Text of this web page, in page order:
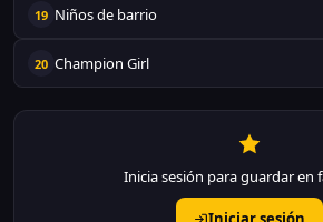
19 Niños de barrio
20 Champion Girl
Inicia sesión para guardar en